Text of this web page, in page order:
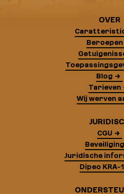
OVER
Beroepen
Blog
Tarieven
Wij werven
CGU
Beveiliging
Juridische
Dipeo KRA-